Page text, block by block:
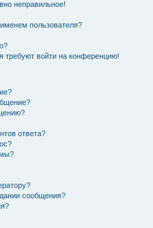
неправильное!
пользователя?
требуют войти на конференцию!
ответа?
сообщения?